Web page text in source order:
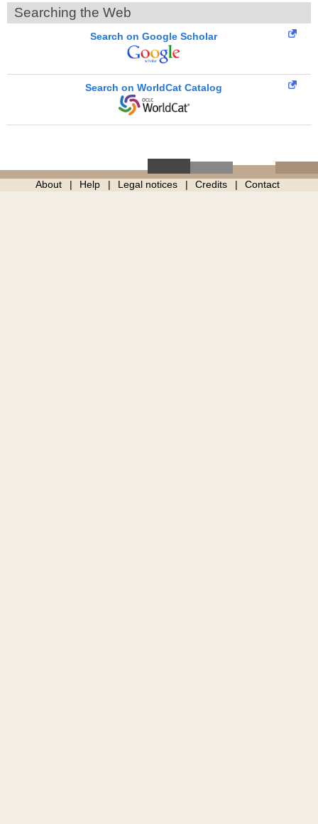
Searching the Web
Search on Google Scholar
Search on WorldCat Catalog
About Help Legal notices Credits Contact